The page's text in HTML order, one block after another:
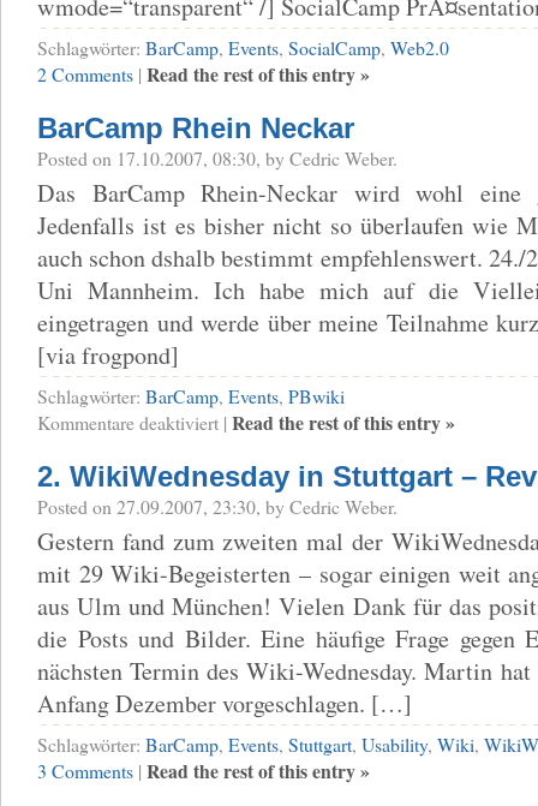
Schlagwörter: BarCamp, Events, SocialCamp, Web2.0
2 Comments | Read the rest of this entry »
BarCamp Rhein Neckar
Posted on 17.10.2007, 08:30, by Cedric Weber.
Das BarCamp Rhein-Neckar wird wohl eine
Jedenfalls ist es bisher nicht so überlaufen wie
auch schon dshalb bestimmt empfehlenswert. 24./
Uni Mannheim. Ich habe mich auf die
eingetragen und werde über meine Teilnahme
[via frogpond]
Schlagwörter: BarCamp, Events, PBwiki
Kommentare deaktiviert für
BarCamp
Neckar
| Read the rest of this entry »
2. WikiWednesday in Stuttgart –
Posted on 27.09.2007, 23:30, by Cedric Weber.
Gestern fand zum zweiten mal der
mit 29 Wiki-Begeisterten – sogar einigen weit
aus Ulm und München! Vielen Dank für das
die Posts und Bilder. Eine häufige Frage gegen
nächsten Termin des Wiki-Wednesday. Martin
Anfang Dezember vorgeschlagen. […]
Schlagwörter: BarCamp, Events, Stuttgart, Usability, Wiki,
3 Comments | Read the rest of this entry »